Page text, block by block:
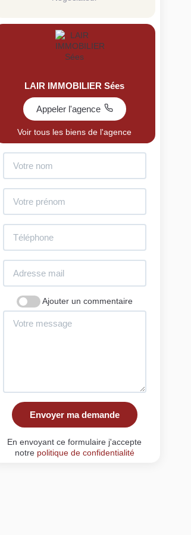
en ligne.
votre estimation en
LAIR IMMOBILIER Sées
Appeler l'agence
Voir tous les biens de l'agence
Ajouter un commentaire
Envoyer ma demande
En envoyant ce formulaire j'accepte
notre politique de confidentialité